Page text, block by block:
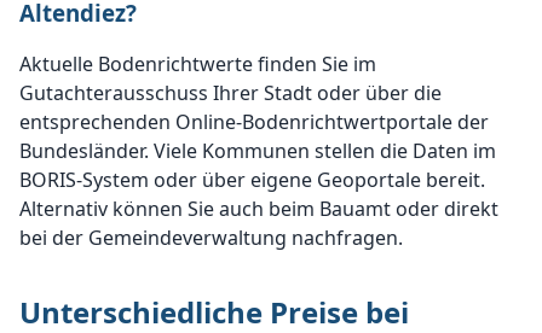
Altendiez?
Aktuelle Bodenrichtwerte finden Sie im
Gutachterausschuss Ihrer Stadt oder über die
entsprechenden Online-Bodenrichtwertportale der
Bundesländer. Viele Kommunen stellen die Daten im
BORIS-System oder über eigene Geoportale bereit.
Alternativ können Sie auch beim Bauamt oder direkt
bei der Gemeindeverwaltung nachfragen.
Unterschiedliche Preise bei